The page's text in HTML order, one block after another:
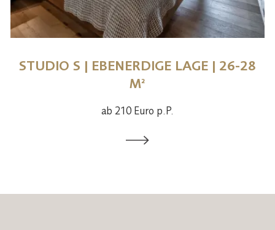
STUDIO S | EBENERDIGE LAGE | 26-28
M²
ab 210 Euro p.P.